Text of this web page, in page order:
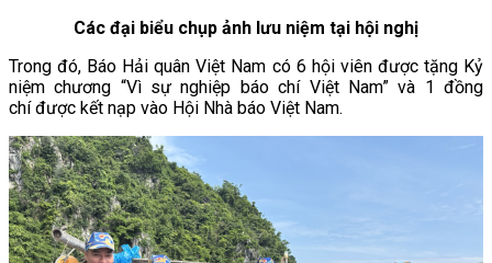
Các đại biểu chụp ảnh lưu niệm tại hội nghị
Trong đó, Báo Hải quân Việt Nam có 6 hội viên được tặng Kỷ
niệm chương “Vì sự nghiệp báo chí Việt Nam” và 1 đồng
chí được kết nạp vào Hội Nhà báo Việt Nam.